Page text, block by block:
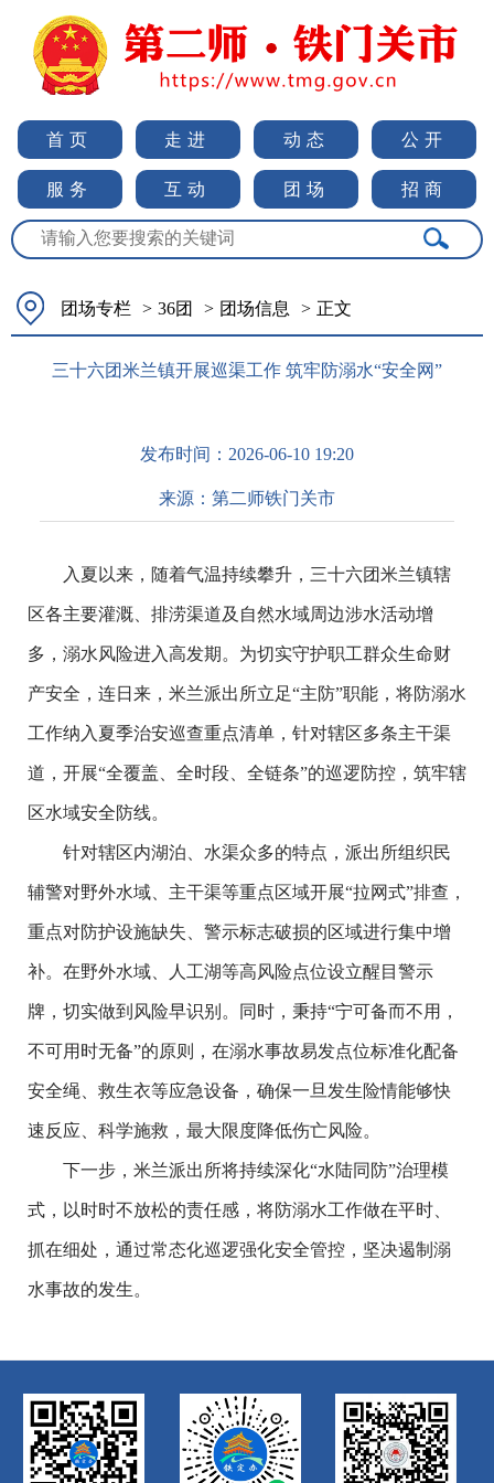
首页 走进 动态 公开
服务 互动 团场 招商
团场专栏 > 36团 > 团场信息 > 正文
三十六团米兰镇开展巡渠工作 筑牢防溺水“安全网”
发布时间： 2026-06-10 19:20
来源： 第二师铁门关市
入夏以来，随着气温持续攀升，三十六团米兰镇辖
区各主要灌溉、排涝渠道及自然水域周边涉水活动增
多，溺水风险进入高发期。为切实守护职工群众生命财
产安全，连日来，米兰派出所立足“主防”职能，将防溺水
工作纳入夏季治安巡查重点清单，针对辖区多条主干渠
道，开展“全覆盖、全时段、全链条”的巡逻防控，筑牢辖
区水域安全防线。
针对辖区内湖泊、水渠众多的特点，派出所组织民
辅警对野外水域、主干渠等重点区域开展“拉网式”排查，
重点对防护设施缺失、警示标志破损的区域进行集中增
补。在野外水域、人工湖等高风险点位设立醒目警示
牌，切实做到风险早识别。同时，秉持“宁可备而不用，
不可用时无备”的原则，在溺水事故易发点位标准化配备
安全绳、救生衣等应急设备，确保一旦发生险情能够快
速反应、科学施救，最大限度降低伤亡风险。
下一步，米兰派出所将持续深化“水陆同防”治理模
式，以时时不放松的责任感，将防溺水工作做在平时、
抓在细处，通过常态化巡逻强化安全管控，坚决遏制溺
水事故的发生。